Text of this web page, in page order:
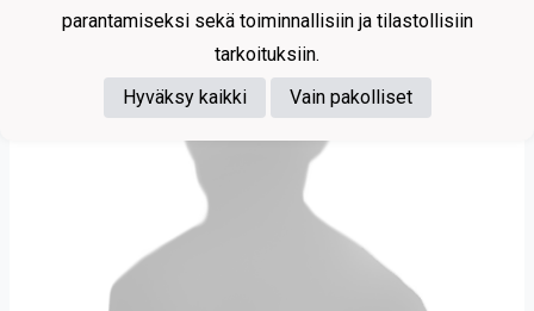
parantamiseksi sekä toiminnallisiin ja tilastollisiin
tarkoituksiin.
Hyväksy kaikki
Vain pakolliset